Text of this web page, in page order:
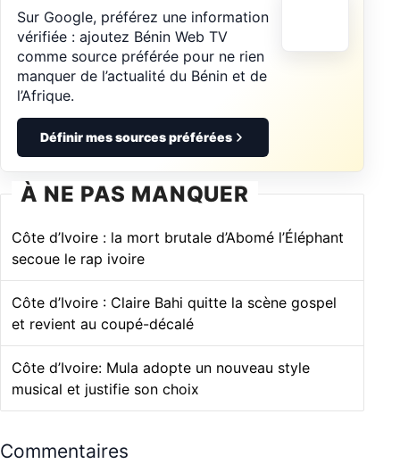
Sur Google, préférez une information
vérifiée : ajoutez Bénin Web TV
comme source préférée pour ne rien
manquer de l’actualité du Bénin et de
l’Afrique.
Définir mes sources préférées
À NE PAS MANQUER
Côte d’Ivoire : la mort brutale d’Abomé l’Éléphant
secoue le rap ivoire
Côte d’Ivoire : Claire Bahi quitte la scène gospel
et revient au coupé-décalé
Côte d’Ivoire: Mula adopte un nouveau style
musical et justifie son choix
Commentaires